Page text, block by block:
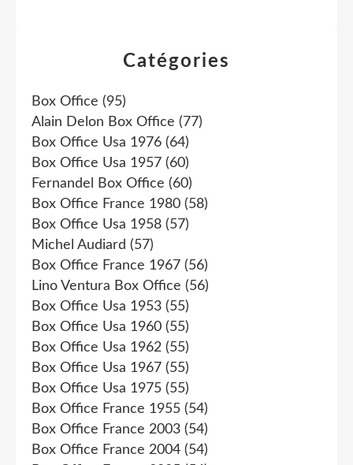
Catégories
Box Office (95)
Alain Delon Box Office (77)
Box Office Usa 1976 (64)
Box Office Usa 1957 (60)
Fernandel Box Office (60)
Box Office France 1980 (58)
Box Office Usa 1958 (57)
Michel Audiard (57)
Box Office France 1967 (56)
Lino Ventura Box Office (56)
Box Office Usa 1953 (55)
Box Office Usa 1960 (55)
Box Office Usa 1962 (55)
Box Office Usa 1967 (55)
Box Office Usa 1975 (55)
Box Office France 1955 (54)
Box Office France 2003 (54)
Box Office France 2004 (54)